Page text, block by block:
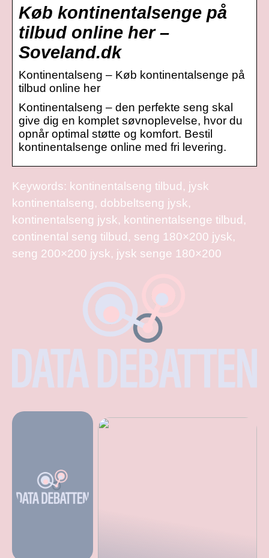
Køb kontinentalsenge på
tilbud online her –
Soveland.dk
Kontinentalseng – Køb kontinentalsenge på
tilbud online her
Kontinentalseng – den perfekte seng skal
give dig en komplet søvnoplevelse, hvor du
opnår optimal støtte og komfort. Bestil
kontinentalsenge online med fri levering.
Keywords: kontinentalseng tilbud, jysk
kontinentalseng, dobbeltseng jysk,
kontinentalseng jysk, kontinentalsenge tilbud,
continental seng tilbud, seng 180×200 jysk,
seng 200×200 jysk, jysk senge 180×200